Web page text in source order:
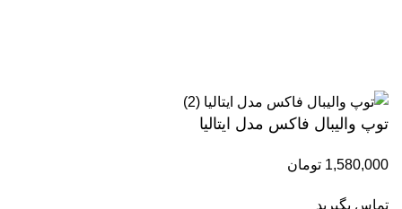
توپ والیبال فاکس مدل ایتالیا
1,580,000 تومان
تماس بگیرید